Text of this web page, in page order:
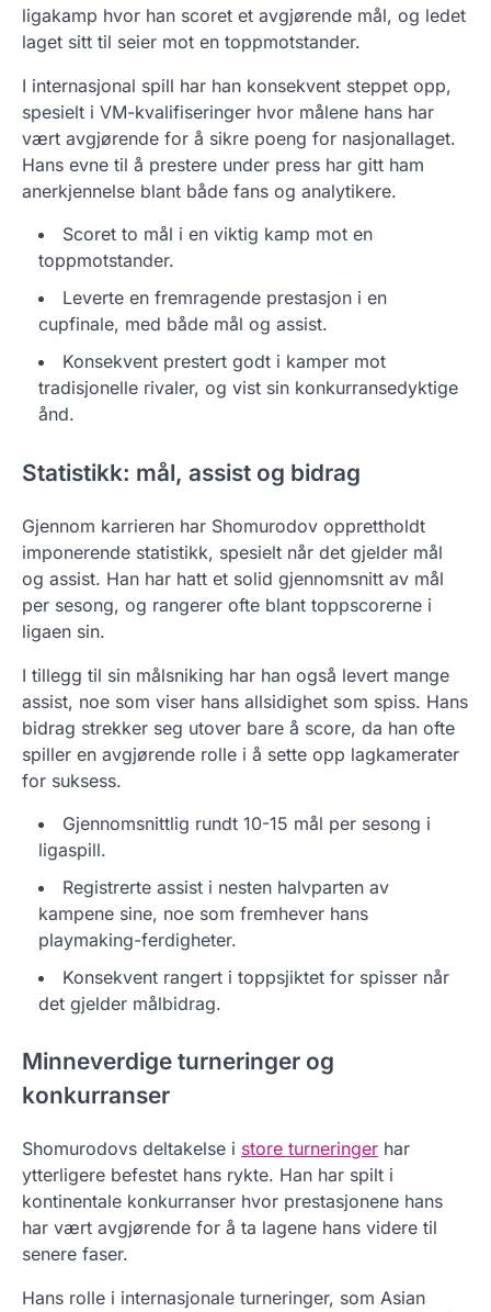
ligakamp hvor han scoret et avgjørende mål, og ledet
laget sitt til seier mot en toppmotstander.
I internasjonal spill har han konsekvent steppet opp,
spesielt i VM-kvalifiseringer hvor målene hans har
vært avgjørende for å sikre poeng for nasjonallaget.
Hans evne til å prestere under press har gitt ham
anerkjennelse blant både fans og analytikere.
Scoret to mål i en viktig kamp mot en
toppmotstander.
Leverte en fremragende prestasjon i en
cupfinale, med både mål og assist.
Konsekvent prestert godt i kamper mot
tradisjonelle rivaler, og vist sin konkurransedyktige
ånd.
Statistikk: mål, assist og bidrag
Gjennom karrieren har Shomurodov opprettholdt
imponerende statistikk, spesielt når det gjelder mål
og assist. Han har hatt et solid gjennomsnitt av mål
per sesong, og rangerer ofte blant toppscorerne i
ligaen sin.
I tillegg til sin målsniking har han også levert mange
assist, noe som viser hans allsidighet som spiss. Hans
bidrag strekker seg utover bare å score, da han ofte
spiller en avgjørende rolle i å sette opp lagkamerater
for suksess.
Gjennomsnittlig rundt 10-15 mål per sesong i
ligaspill.
Registrerte assist i nesten halvparten av
kampene sine, noe som fremhever hans
playmaking-ferdigheter.
Konsekvent rangert i toppsjiktet for spisser når
det gjelder målbidrag.
Minneverdige turneringer og
konkurranser
Shomurodovs deltakelse i store turneringer har
ytterligere befestet hans rykte. Han har spilt i
kontinentale konkurranser hvor prestasjonene hans
har vært avgjørende for å ta lagene hans videre til
senere faser.
Hans rolle i internasjonale turneringer, som Asian